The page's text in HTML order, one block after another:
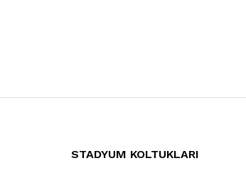
STADYUM KOLTUKLARI